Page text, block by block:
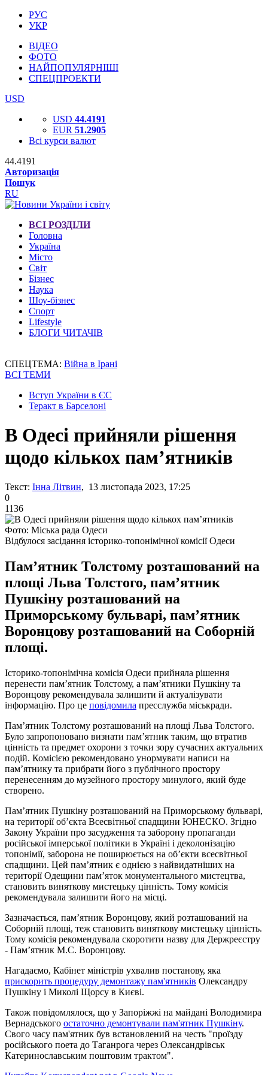
РУС
УКР
ВІДЕО
ФОТО
НАЙПОПУЛЯРНІШІ
СПЕЦПРОЕКТИ
USD
USD 44.4191
EUR 51.2905
Всі курси валют
44.4191
Авторизація
Пошук
RU
ВСІ РОЗДІЛИ
Головна
Україна
Місто
Світ
Бізнес
Наука
Шоу-бізнес
Спорт
Lifestyle
БЛОГИ ЧИТАЧІВ
СПЕЦТЕМА: Війна в Ірані
ВСІ ТЕМИ
Вступ України в ЄС
Теракт в Барселоні
В Одесі прийняли рішення
щодо кількох пам’ятників
Текст: Інна Літвин, 13 листопада 2023, 17:25
0
1136
Фото: Міська рада Одеси
Відбулося засідання історико-топонімічної комісії Одеси
Пам’ятник Толстому розташований на
площі Льва Толстого, пам’ятник
Пушкіну розташований на
Приморському бульварі, пам’ятник
Воронцову розташований на Соборній
площі.
Історико-топонімічна комісія Одеси прийняла рішення
перенести пам’ятник Толстому, а пам’ятники Пушкіну та
Воронцову рекомендувала залишити й актуалізувати
інформацію. Про це повідомила пресслужба міськради.
Пам’ятник Толстому розташований на площі Льва Толстого.
Було запропоновано визнати пам’ятник таким, що втратив
цінність та предмет охорони з точки зору сучасних актуальних
подій. Комісією рекомендовано унормувати написи на
пам’ятнику та прибрати його з публічного простору
перенесенням до музейного простору минулого, який буде
створено.
Пам’ятник Пушкіну розташований на Приморському бульварі,
на території об’єкта Всесвітньої спадщини ЮНЕСКО. Згідно
Закону України про засудження та заборону пропаганди
російської імперської політики в Україні і деколонізацію
топонімії, заборона не поширюється на об’єкти всесвітньої
спадщини. Цей пам’ятник є однією з найвидатніших на
території Одещини пам’яток монументального мистецтва,
становить виняткову мистецьку цінність. Тому комісія
рекомендувала залишити його на місці.
Зазначається, пам’ятник Воронцову, який розташований на
Соборній площі, теж становить виняткову мистецьку цінність.
Тому комісія рекомендувала скоротити назву для Держреєстру
- Пам’ятник М.С. Воронцову.
Нагадаємо, Кабінет міністрів ухвалив постанову, яка
прискорить процедуру демонтажу пам'ятників Олександру
Пушкіну і Миколі Щорсу в Києві.
Також повідомлялося, що у Запоріжжі на майдані Володимира
Вернадського остаточно демонтували пам'ятник Пушкіну.
Свого часу пам'ятник був встановлений на честь "проїзду
російського поета до Таганрога через Олександрівськ
Катеринославським поштовим трактом".